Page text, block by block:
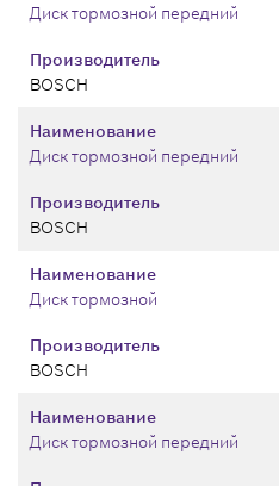
Производитель
BOSCH
Диск тормозной передний
Производитель
BOSCH
Наименование
Диск тормозной передний
Производитель
BOSCH
Наименование
Диск тормозной
Наименование
Диск тормозной передний